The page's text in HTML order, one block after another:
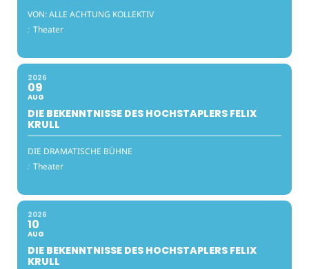
VON: ALLE ACHTUNG KOLLEKTIV
: Theater
2026
09
AUG
DIE BEKENNTNISSE DES HOCHSTAPLERS FELIX
KRULL
DIE DRAMATISCHE BÜHNE
: Theater
2026
10
AUG
DIE BEKENNTNISSE DES HOCHSTAPLERS FELIX
KRULL